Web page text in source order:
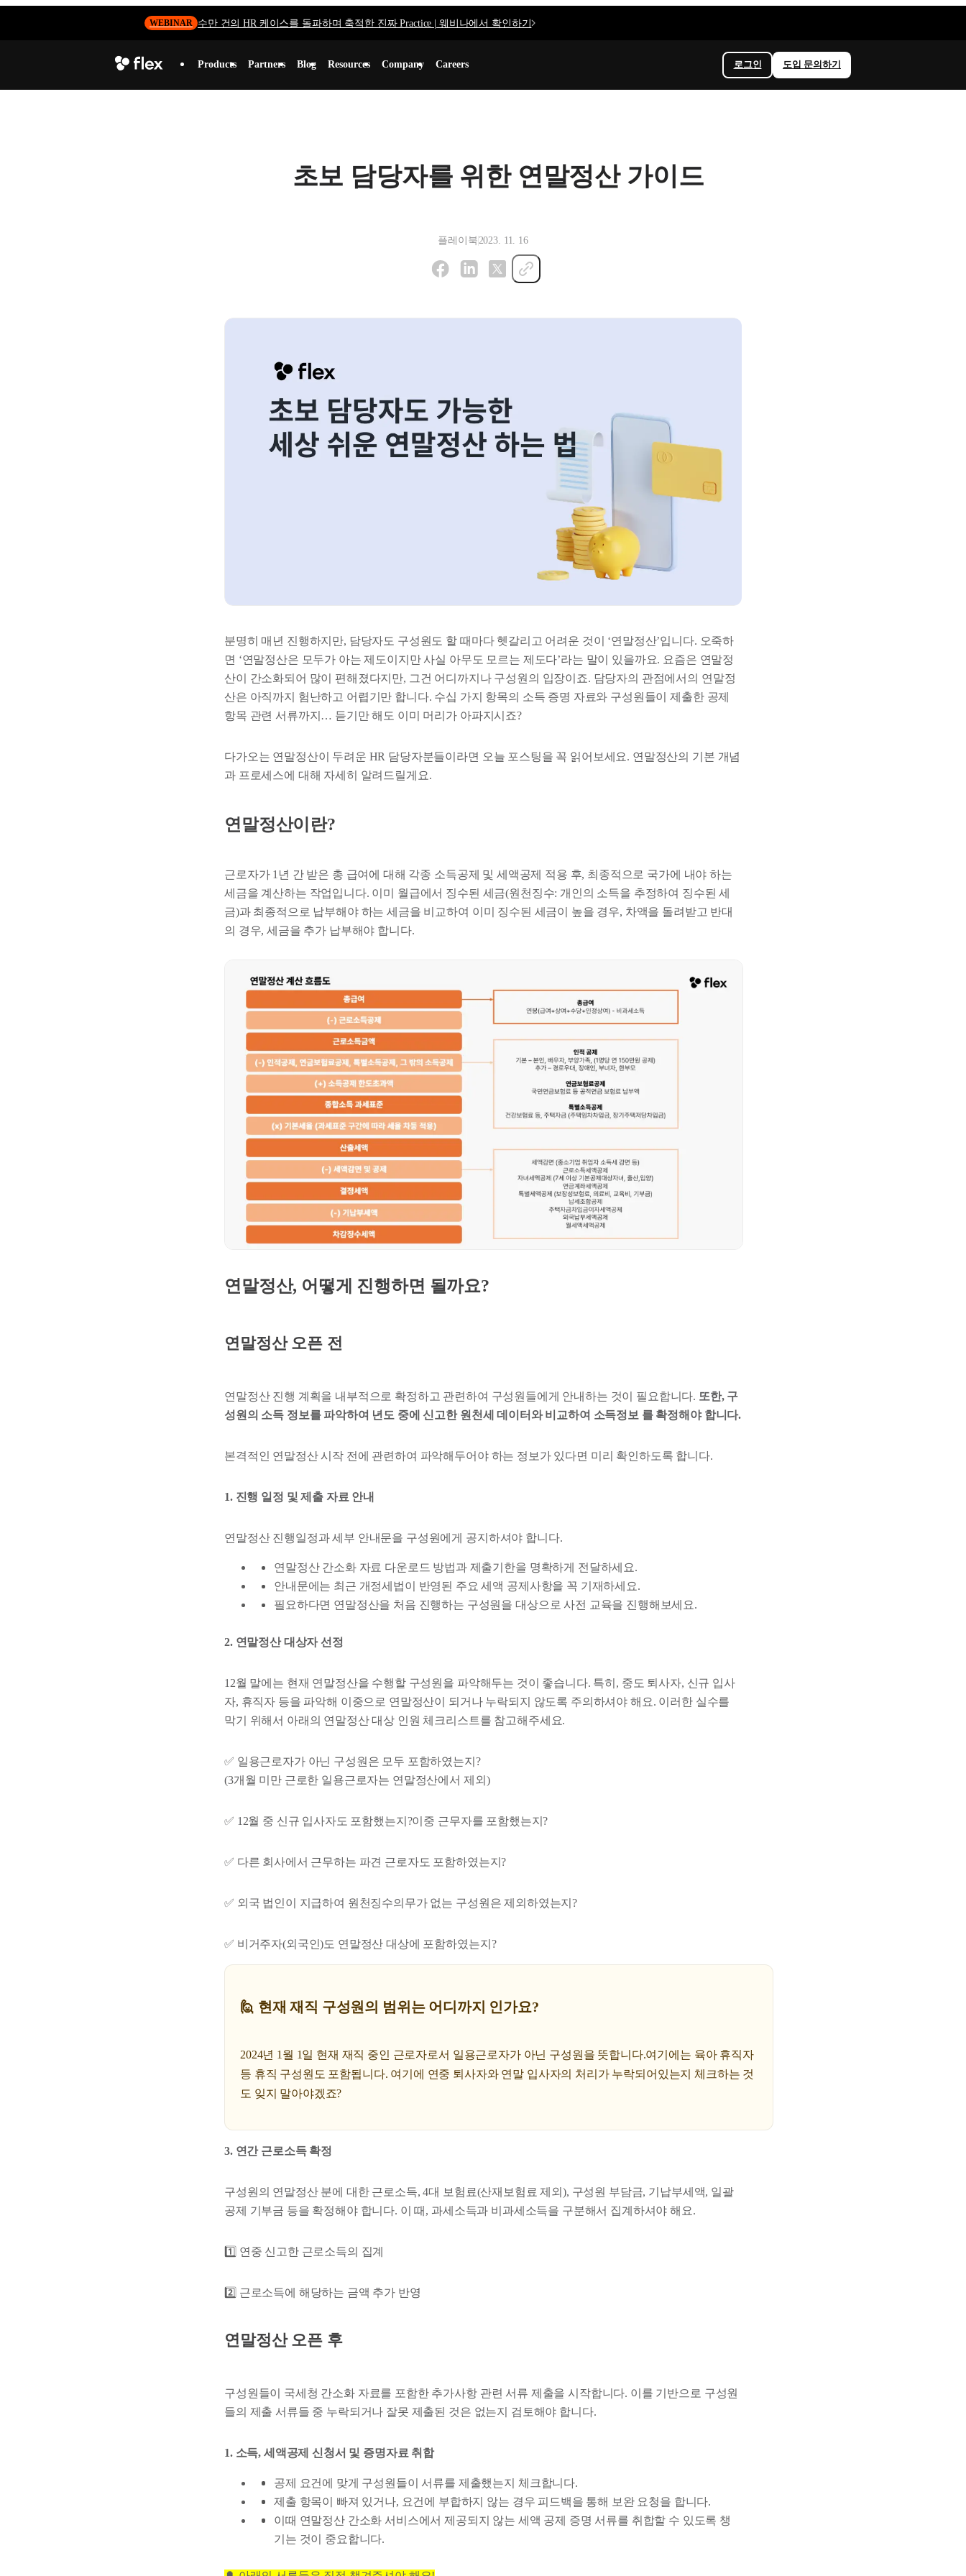
WEBINAR 수만 건의 HR 케이스를 돌파하며 축적한 진짜 Practice | 웨비나에서 확인하기
Products Partners Blog Resources Company Careers 로그인 도입 문의하기
초보 담당자를 위한 연말정산 가이드
플레이북2023. 11. 16
분명히 매년 진행하지만, 담당자도 구성원도 할 때마다 헷갈리고 어려운 것이 ‘연말정산’입니다. 오죽하
면 ‘연말정산은 모두가 아는 제도이지만 사실 아무도 모르는 제도다’라는 말이 있을까요. 요즘은 연말정
산이 간소화되어 많이 편해졌다지만, 그건 어디까지나 구성원의 입장이죠. 담당자의 관점에서의 연말정
산은 아직까지 험난하고 어렵기만 합니다. 수십 가지 항목의 소득 증명 자료와 구성원들이 제출한 공제
항목 관련 서류까지… 듣기만 해도 이미 머리가 아파지시죠?
다가오는 연말정산이 두려운 HR 담당자분들이라면 오늘 포스팅을 꼭 읽어보세요. 연말정산의 기본 개념
과 프로세스에 대해 자세히 알려드릴게요.
연말정산이란?
근로자가 1년 간 받은 총 급여에 대해 각종 소득공제 및 세액공제 적용 후, 최종적으로 국가에 내야 하는
세금을 계산하는 작업입니다. 이미 월급에서 징수된 세금(원천징수: 개인의 소득을 추정하여 징수된 세
금)과 최종적으로 납부해야 하는 세금을 비교하여 이미 징수된 세금이 높을 경우, 차액을 돌려받고 반대
의 경우, 세금을 추가 납부해야 합니다.
연말정산, 어떻게 진행하면 될까요?
연말정산 오픈 전
연말정산 진행 계획을 내부적으로 확정하고 관련하여 구성원들에게 안내하는 것이 필요합니다. 또한, 구
성원의 소득 정보를 파악하여 년도 중에 신고한 원천세 데이터와 비교하여 소득정보 를 확정해야 합니다.
본격적인 연말정산 시작 전에 관련하여 파악해두어야 하는 정보가 있다면 미리 확인하도록 합니다.
1. 진행 일정 및 제출 자료 안내
연말정산 진행일정과 세부 안내문을 구성원에게 공지하셔야 합니다.
연말정산 간소화 자료 다운로드 방법과 제출기한을 명확하게 전달하세요.
안내문에는 최근 개정세법이 반영된 주요 세액 공제사항을 꼭 기재하세요.
필요하다면 연말정산을 처음 진행하는 구성원을 대상으로 사전 교육을 진행해보세요.
2. 연말정산 대상자 선정
12월 말에는 현재 연말정산을 수행할 구성원을 파악해두는 것이 좋습니다. 특히, 중도 퇴사자, 신규 입사
자, 휴직자 등을 파악해 이중으로 연말정산이 되거나 누락되지 않도록 주의하셔야 해요. 이러한 실수를
막기 위해서 아래의 연말정산 대상 인원 체크리스트를 참고해주세요.
✅ 일용근로자가 아닌 구성원은 모두 포함하였는지?
(3개월 미만 근로한 일용근로자는 연말정산에서 제외)
✅ 12월 중 신규 입사자도 포함했는지?이중 근무자를 포함했는지?
✅ 다른 회사에서 근무하는 파견 근로자도 포함하였는지?
✅ 외국 법인이 지급하여 원천징수의무가 없는 구성원은 제외하였는지?
✅ 비거주자(외국인)도 연말정산 대상에 포함하였는지?
🙋 현재 재직 구성원의 범위는 어디까지 인가요?
2024년 1월 1일 현재 재직 중인 근로자로서 일용근로자가 아닌 구성원을 뜻합니다.여기에는 육아 휴직자
등 휴직 구성원도 포함됩니다. 여기에 연중 퇴사자와 연말 입사자의 처리가 누락되어있는지 체크하는 것
도 잊지 말아야겠죠?
3. 연간 근로소득 확정
구성원의 연말정산 분에 대한 근로소득, 4대 보험료(산재보험료 제외), 구성원 부담금, 기납부세액, 일괄
공제 기부금 등을 확정해야 합니다. 이 때, 과세소득과 비과세소득을 구분해서 집계하셔야 해요.
1️⃣ 연중 신고한 근로소득의 집계
2️⃣ 근로소득에 해당하는 금액 추가 반영
연말정산 오픈 후
구성원들이 국세청 간소화 자료를 포함한 추가사항 관련 서류 제출을 시작합니다. 이를 기반으로 구성원
들의 제출 서류들 중 누락되거나 잘못 제출된 것은 없는지 검토해야 합니다.
1. 소득, 세액공제 신청서 및 증명자료 취합
공제 요건에 맞게 구성원들이 서류를 제출했는지 체크합니다.
제출 항목이 빠져 있거나, 요건에 부합하지 않는 경우 피드백을 통해 보완 요청을 합니다.
이때 연말정산 간소화 서비스에서 제공되지 않는 세액 공제 증명 서류를 취합할 수 있도록 챙
기는 것이 중요합니다.